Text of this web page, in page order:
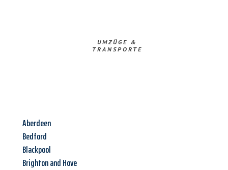
UMZÜGE &
TRANSPORTE
Aberdeen
Bedford
Blackpool
Brighton and Hove